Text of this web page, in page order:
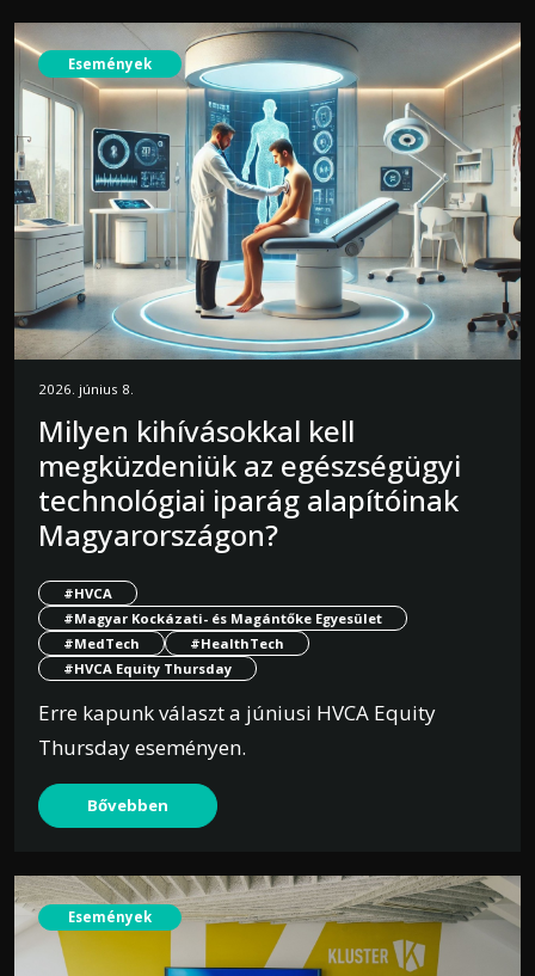
Események
2026. június 8.
Milyen kihívásokkal kell
megküzdeniük az egészségügyi
technológiai iparág alapítóinak
Magyarországon?
#HVCA
#Magyar Kockázati- és Magántőke Egyesület
#MedTech
#HealthTech
#HVCA Equity Thursday
Erre kapunk választ a júniusi HVCA Equity
Thursday eseményen.
Bővebben
Események